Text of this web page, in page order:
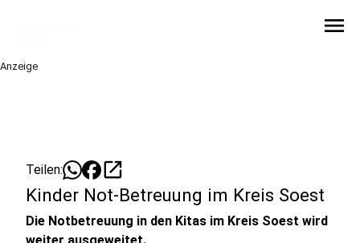
menu
Anzeige
Teilen: open_in_new
Kinder Not-Betreuung im Kreis Soest
Die Notbetreuung in den Kitas im Kreis Soest wird